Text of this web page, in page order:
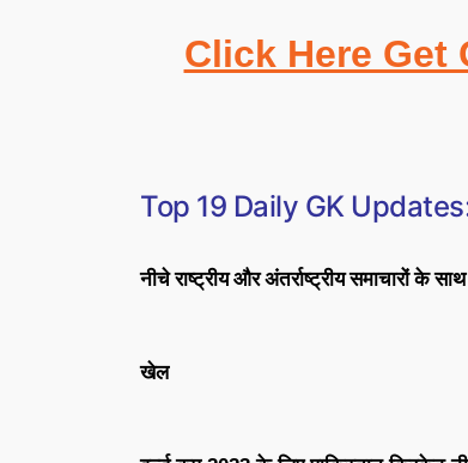
Click Here Get
Top 19 Daily GK
नीचे राष्ट्रीय और अंतर्राष्ट्रीय समाचारों के
खेल